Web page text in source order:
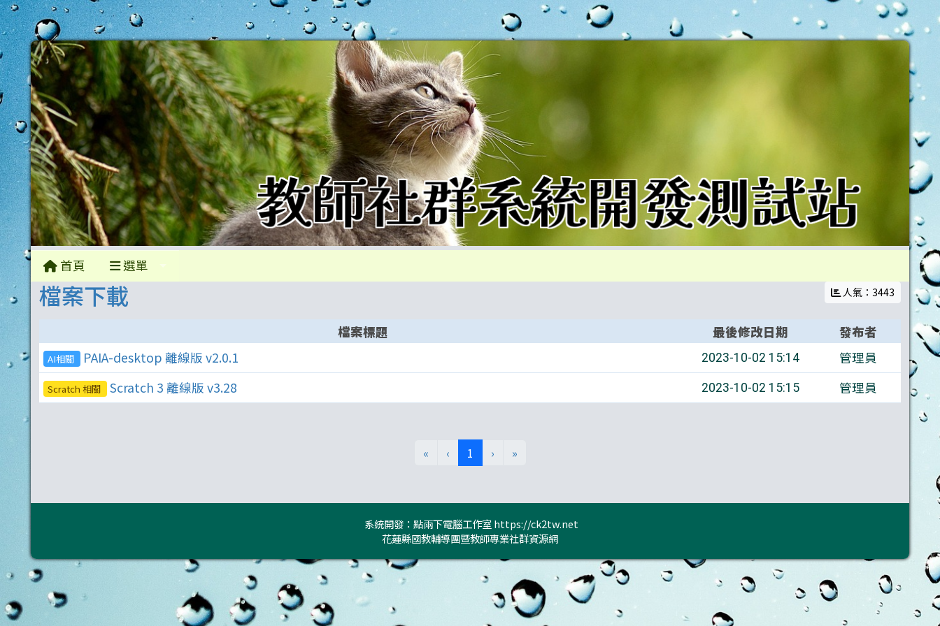
教師
首頁 選單
檔案下載 人氣：3443
檔案標題 最後修改日期 發布者
AI相關 PAIA-desktop 離線版 v2.0.1 2023-10-02 15:14 管理員
Scratch 相關 Scratch 3 離線版 v3.28 2023-10-02 15:15 管理員
« ‹ 1 (目前頁次)
› »
系統開發：點兩下電腦工作室https://ck2tw.net
花蓮縣國教輔導團暨教師專業社群資源網